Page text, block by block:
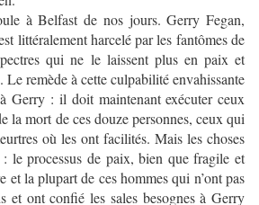
à Belfast de nos jours. Gerry Fegan,
littéralement harcelé par les fantômes de
qui ne le laissent plus en paix et
Le remède à cette culpabilité envahissante
Gerry : il doit maintenant exécuter ceux
la mort de ces douze personnes, ceux qui
où les ont facilités. Mais les choses
le processus de paix, bien que fragile et
la plupart de ces hommes qui n’ont pas
et ont confié les sales besognes à Gerry